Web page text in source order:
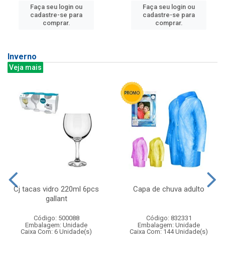
Faça seu login ou
cadastre-se para
comprar.
Faça seu login ou
cadastre-se para
comprar.
Inverno
Veja mais
Cj tacas vidro 220ml 6pcs
gallant
Código: 500088
Embalagem: Unidade
Caixa Com: 6 Unidade(s)
Capa de chuva adulto
Código: 832331
Embalagem: Unidade
Caixa Com: 144 Unidade(s)